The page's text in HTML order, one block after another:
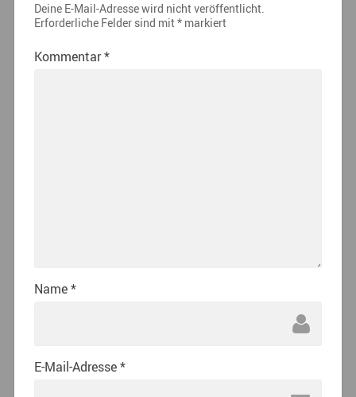
Deine E-Mail-Adresse wird nicht veröffentlicht.
Erforderliche Felder sind mit*markiert
Kommentar*
Name*
E-Mail-Adresse*